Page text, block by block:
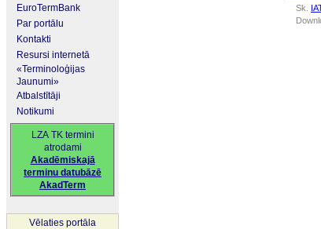
EuroTermBank
Par portālu
Kontakti
Resursi internetā
«Terminoloģijas
Jaunumi»
Atbalstītāji
Notikumi
LZA TK termini
atrodami
Akadēmiskajā
terminu datubāzē
AkadTerm
Vēlaties portāla
Sk.